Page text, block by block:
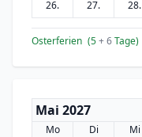
26.
27. 28.
Osterferien (5+ 6Tage)
Mai 2027
Mo Di Mi